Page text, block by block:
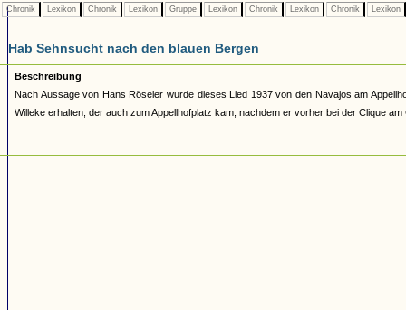
Chronik Lexikon Chronik Lexikon Gruppe Lexikon Chronik Lexikon Chronik Lexikon
Hab Sehnsucht nach den blauen Bergen
Beschreibung
Nach Aussage von Hans Röseler wurde dieses Lied 1937 von den Navajos am
Willeke erhalten, der auch zum Appellhofplatz kam, nachdem er vorher bei der Clique